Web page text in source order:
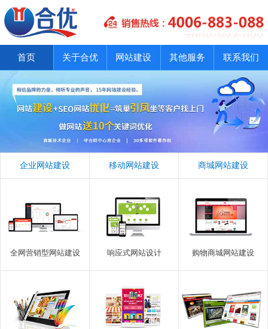
首页 关于合优 网站建设 其他服务 联系我们
企业网站建设 移动网站建设 商城网站建设
全网营销型网站建设 响应式网站设计 购物商城网站建设